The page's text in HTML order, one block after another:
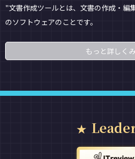
"文書作成ツールとは、文書の作成・編
のソフトウェアのことです。
もっと詳しく